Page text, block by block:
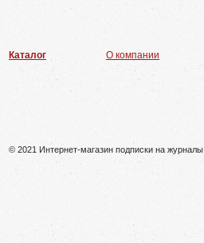
Каталог О компании
© 2021 Интернет-магазин подписки на журналы